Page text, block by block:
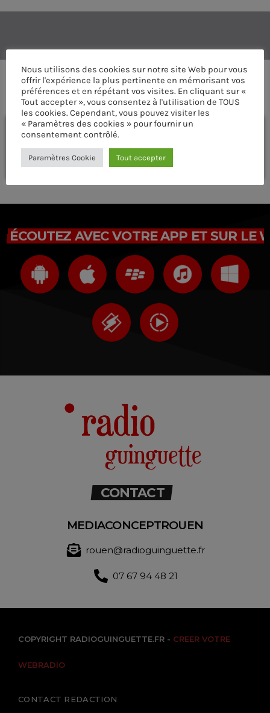
COMMENTAIRES D’ARTICLES (0)
Laisser une réponse
Vous devez être connecté pour ajouter un commentaire.
Connectez-vous maintenant
ÉCOUTEZ AVEC VOTRE APP ET SUR LE
CONTACT
MEDIACONCEPTROUEN
rouen@radioguinguette.fr
07 67 94 48 21
COPYRIGHT RADIOGUINGUETTE.FR - CREER VOTRE
WEBRADIO
CONTACT REDACTION
Nous utilisons des cookies sur notre site Web pour vous
offrir l'expérience la plus pertinente en mémorisant vos
préférences et en répétant vos visites. En cliquant sur «
Tout accepter », vous consentez à l'utilisation de TOUS
les cookies. Cependant, vous pouvez visiter les
« Paramètres des cookies » pour fournir un
consentement contrôlé.
Paramètres Cookie Tout accepter